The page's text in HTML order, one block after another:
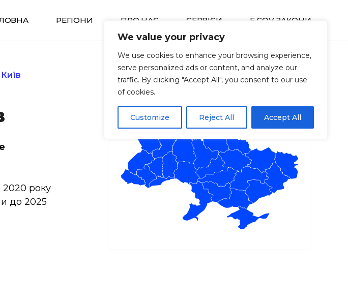
We value your privacy
We use cookies to enhance your browsing experience,
serve personalized ads or content, and analyze our
traffic. By clicking "Accept All", you consent to our use
of cookies.
Customize Reject All Accept All
РЕГIОНИ ПРО НАС СЕРВIСИ E GOV ЗАКОНИ
2020 року
до 2025